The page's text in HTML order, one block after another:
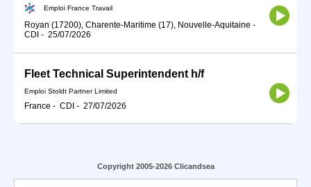
Emploi France Travail
Royan (17200), Charente-Maritime (17), Nouvelle-Aquitaine -
CDI - 25/07/2026
Fleet Technical Superintendent h/f
Emploi Stoldt Partner Limited
France - CDI - 27/07/2026
Copyright 2005-2026 Clicandsea